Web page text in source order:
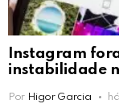
Instagram
instabilidade
Por Higor Garcia